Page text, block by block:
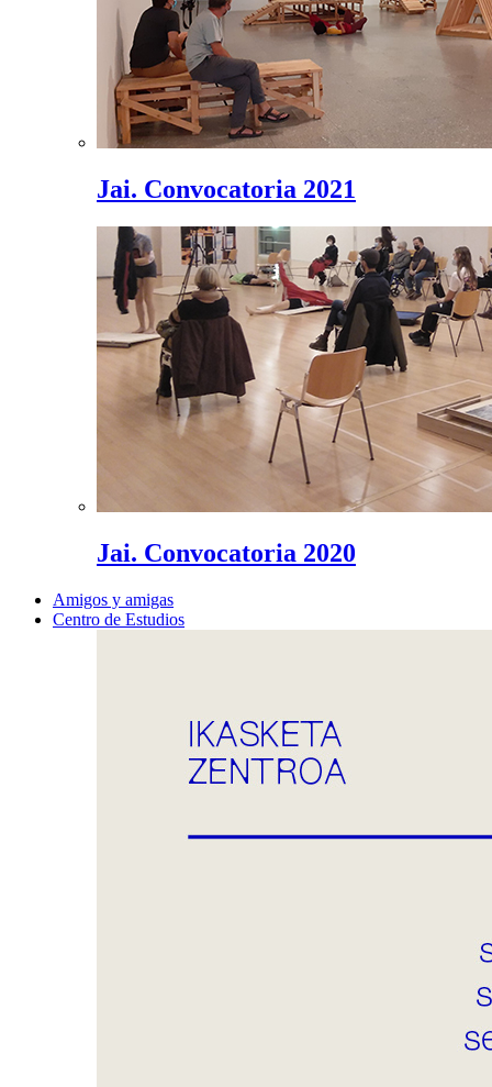
Jai. Convocatoria 2021
Jai. Convocatoria 2020
Amigos y amigas
Centro de Estudios